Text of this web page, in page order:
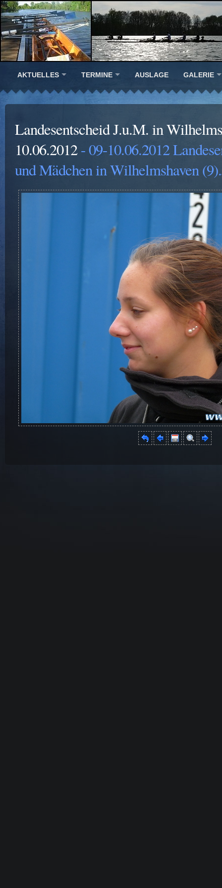
AKTUELLES TERMINE AUSLAGE GALERIE
Landesentscheid J.u.M. in
10.06.2012- 09-10.06.2012
und Mädchen in Wilhelmshaven